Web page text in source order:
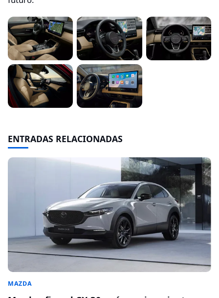
ENTRADAS RELACIONADAS
MAZDA